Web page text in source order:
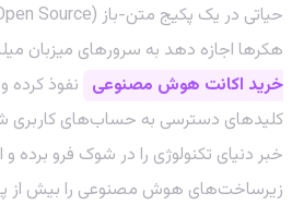
هکرها اجازه دهد به سرورهای میزبان
خرید اکانت هوش مصنوعی نفوذ
کلیدهای دسترسی به حساب‌های کاربری
خبر دنیای تکنولوژی را در شوک فرو برده
زیرساخت‌های هوش مصنوعی را بیش از